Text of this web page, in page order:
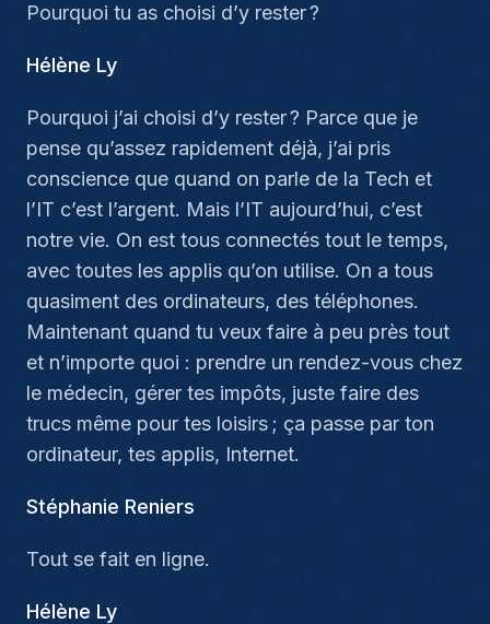
Pourquoi tu as choisi d’y rester ?
Hélène Ly
Pourquoi j’ai choisi d’y rester ? Parce que je
pense qu’assez rapidement déjà, j’ai pris
conscience que quand on parle de la Tech et
l’IT c’est l’argent. Mais l’IT aujourd’hui, c’est
notre vie. On est tous connectés tout le temps,
avec toutes les applis qu’on utilise. On a tous
quasiment des ordinateurs, des téléphones.
Maintenant quand tu veux faire à peu près tout
et n’importe quoi : prendre un rendez-vous chez
le médecin, gérer tes impôts, juste faire des
trucs même pour tes loisirs ; ça passe par ton
ordinateur, tes applis, Internet.
Stéphanie Reniers
Tout se fait en ligne.
Hélène Ly